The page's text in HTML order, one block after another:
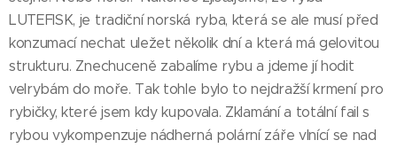
LUTEFISK, je tradiční norská ryba, která se ale musí před
konzumací nechat uležet několik dní a která má gelovitou
strukturu. Znechuceně zabalíme rybu a jdeme jí hodit
velrybám do moře. Tak tohle bylo to nejdražší krmení pro
rybičky, které jsem kdy kupovala. Zklamání a totální fail s
rybou vykompenzuje nádherná polární záře vlnící se nad